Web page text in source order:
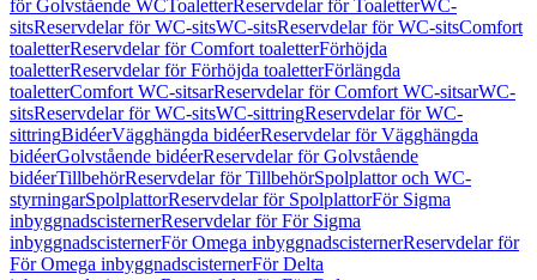
för Golvstående WCToaletterReservdelar för ToaletterWC-
sitsReservdelar för WC-sitsWC-sitsReservdelar för WC-sitsComfort
toaletterReservdelar för Comfort toaletterFörhöjda
toaletterReservdelar för Förhöjda toaletterFörlängda
toaletterComfort WC-sitsarReservdelar för Comfort WC-sitsarWC-
sitsReservdelar för WC-sitsWC-sittringReservdelar för WC-
sittringBidéerVägghängda bidéerReservdelar för Vägghängda
bidéerGolvstående bidéerReservdelar för Golvstående
bidéerTillbehörReservdelar för TillbehörSpolplattor och WC-
styrningarSpolplattorReservdelar för SpolplattorFör Sigma
inbyggnadscisternerReservdelar för För Sigma
inbyggnadscisternerFör Omega inbyggnadscisternerReservdelar för
För Omega inbyggnadscisternerFör Delta